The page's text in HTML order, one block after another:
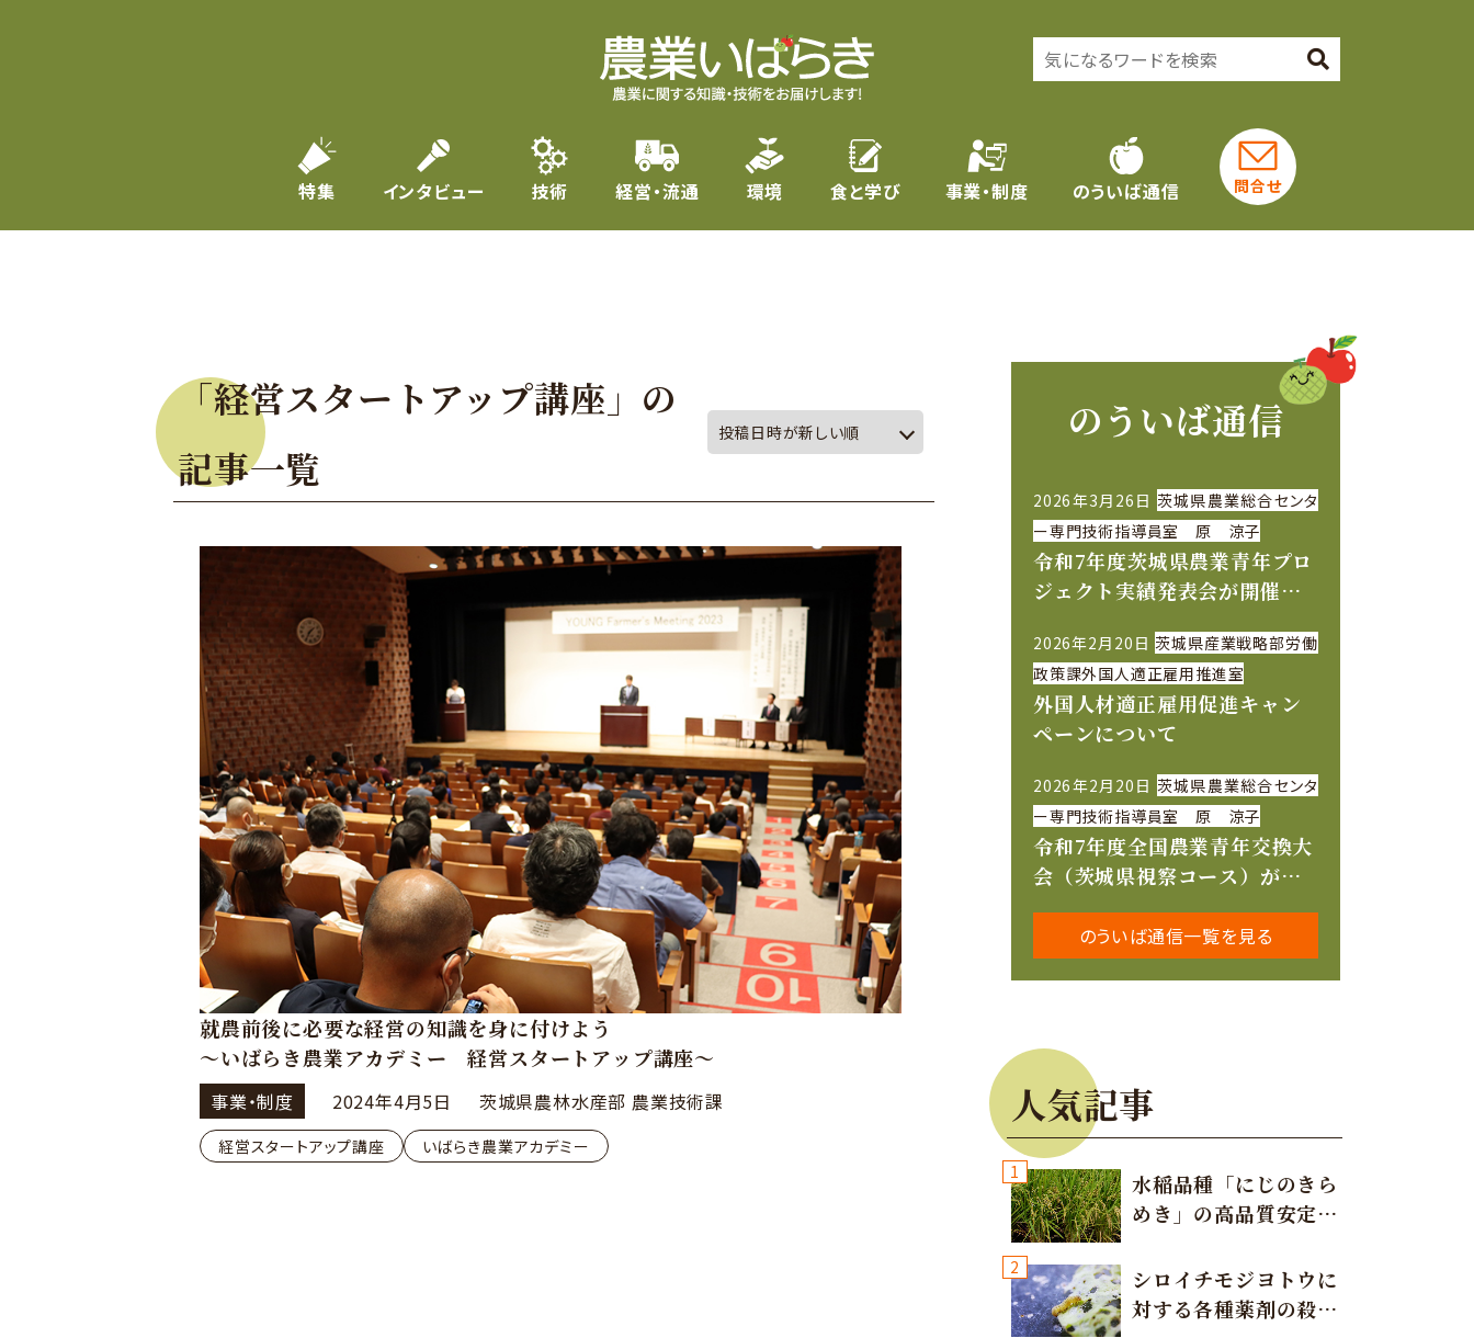
特集 インタビュー 技術 経営・流通 環境 食と学び 事業・制度 のういば通信 問合せ
「経営スタートアップ講座」の
記事一覧
就農前後に必要な経営の知識を身に付けよう
～いばらき農業アカデミー 経営スタートアップ講座～
事業・制度 2024年4月5日 茨城県農林水産部 農業技術課
経営スタートアップ講座 いばらき農業アカデミー
のういば通信
2026年3月26日 茨城県農業総合センタ
ー専門技術指導員室 原 涼子
令和7年度茨城県農業青年プロ
ジェクト実績発表会が開催さ
2026年2月20日 茨城県産業戦略部労働
政策課外国人適正雇用推進室
外国人材適正雇用促進キャン
ペーンについて
2026年2月20日 茨城県農業総合センタ
ー専門技術指導員室 原 涼子
令和7年度全国農業青年交換大
会（茨城県視察コース）が開
のういば通信一覧を見る
人気記事
1
水稲品種「にじのきら
めき」の高品質安定多
2
シロイチモジヨトウに
対する各種薬剤の殺虫